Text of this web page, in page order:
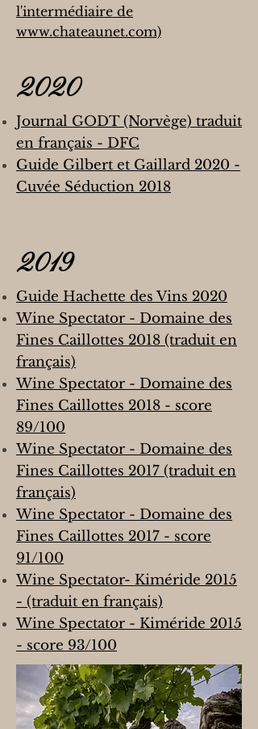
l'intermédiaire de
www.chateaunet.com)
2020
Journal GODT (Norvège) traduit
en français - DFC
Guide Gilbert et Gaillard 2020 -
Cuvée Séduction 2018
2019
Guide Hachette des Vins 2020
Wine Spectator - Domaine des
Fines Caillottes 2018 (traduit en
français)
Wine Spectator - Domaine des
Fines Caillottes 2018 - score
89/100
Wine Spectator - Domaine des
Fines Caillottes 2017 (traduit en
français)
Wine Spectator - Domaine des
Fines Caillottes 2017 - score
91/100
Wine Spectator- Kiméride 2015
- (traduit en français)
Wine Spectator - Kiméride 2015
- score 93/100